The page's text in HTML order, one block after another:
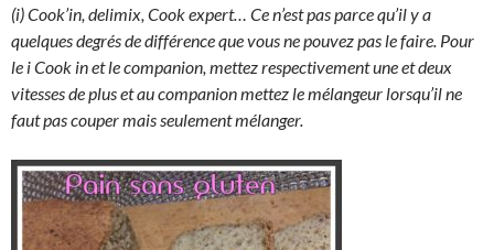
(i) Cook’in, delimix, Cook expert… Ce n’est pas parce qu’il y a
quelques degrés de différence que vous ne pouvez pas le faire. Pour
le i Cook in et le companion, mettez respectivement une et deux
vitesses de plus et au companion mettez le mélangeur lorsqu’il ne
faut pas couper mais seulement mélanger.